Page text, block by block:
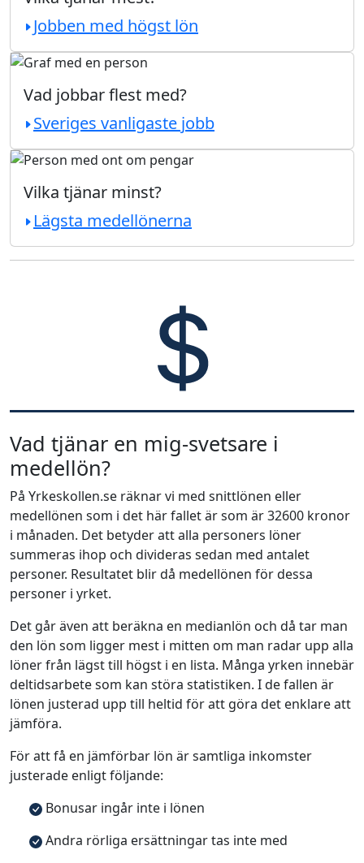
Jobben med högst lön
Vad jobbar flest med?
Sveriges vanligaste jobb
Vilka tjänar minst?
Lägsta medellönerna
Vad tjänar en mig-svetsare i
medellön?
På Yrkeskollen.se räknar vi med snittlönen eller
medellönen som i det här fallet är som är 32600 kronor
i månaden. Det betyder att alla personers löner
summeras ihop och divideras sedan med antalet
personer. Resultatet blir då medellönen för dessa
personer i yrket.
Det går även att beräkna en medianlön och då tar man
den lön som ligger mest i mitten om man radar upp alla
löner från lägst till högst i en lista. Många yrken innebär
deltidsarbete som kan störa statistiken. I de fallen är
lönen justerad upp till heltid för att göra det enklare att
jämföra.
För att få en jämförbar lön är samtliga inkomster
justerade enligt följande:
Bonusar ingår inte i lönen
Andra rörliga ersättningar tas inte med